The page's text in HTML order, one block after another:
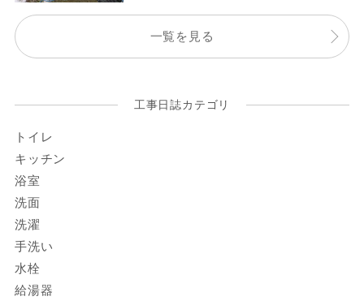
一覧を見る
工事日誌カテゴリ
トイレ
キッチン
浴室
洗面
洗濯
手洗い
水栓
給湯器